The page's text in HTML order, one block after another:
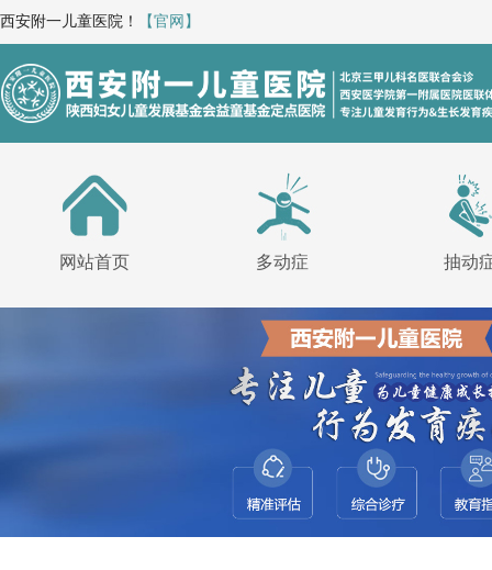
西安附一儿童医院！ 【官网】
网站首页 多动症 抽动